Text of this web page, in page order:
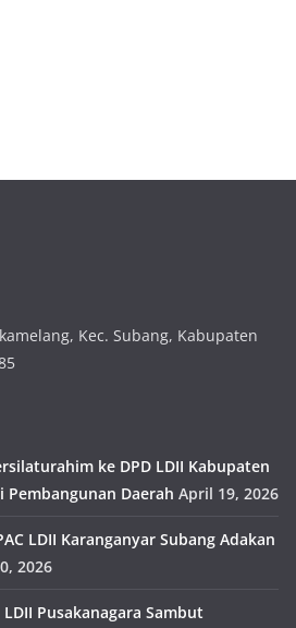
Kec. Subang, Kabupaten
ke DPD LDII Kabupaten
Pembangunan Daerah April 19, 2026
LDII Karanganyar Subang Adakan
2026
Pusakanagara Sambut